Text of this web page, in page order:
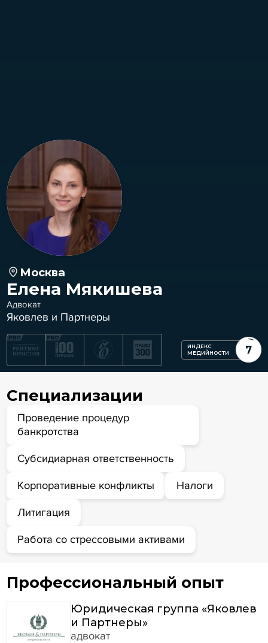
Москва
Елена Мякишева
Адвокат
Яковлев и Партнеры
ИНДЕКС
МЕДИЙНОСТИ
7
Специализации
Проведение процедур
банкротства
Субсидиарная ответственность
Корпоративные конфликты Налоги
Литигация
Работа со стрессовыми активами
Профессиональный опыт
Юридическая группа «Яковлев
и Партнеры»
адвокат